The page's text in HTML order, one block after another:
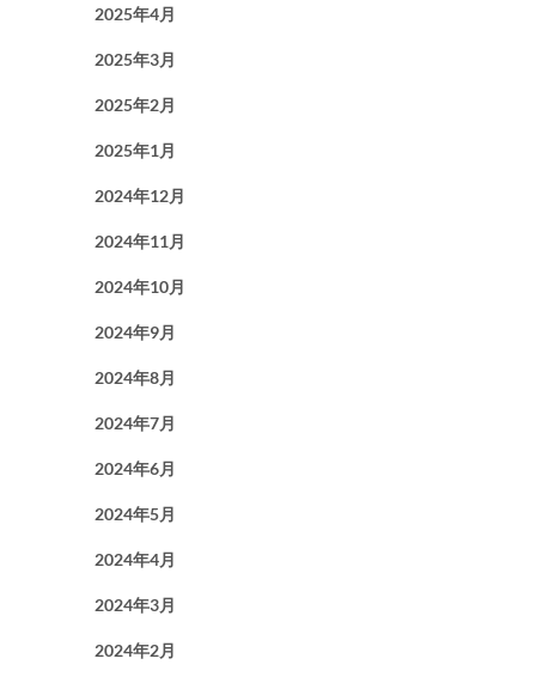
2025年4月
2025年3月
2025年2月
2025年1月
2024年12月
2024年11月
2024年10月
2024年9月
2024年8月
2024年7月
2024年6月
2024年5月
2024年4月
2024年3月
2024年2月